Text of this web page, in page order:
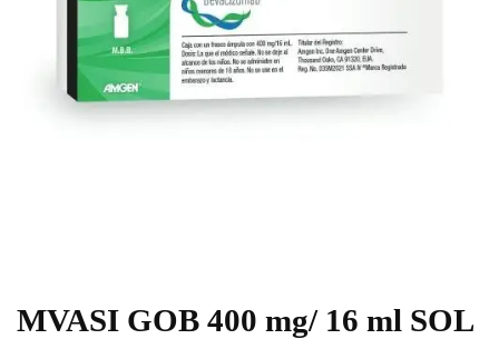
MVASI GOB 400 mg/ 16 ml SOL